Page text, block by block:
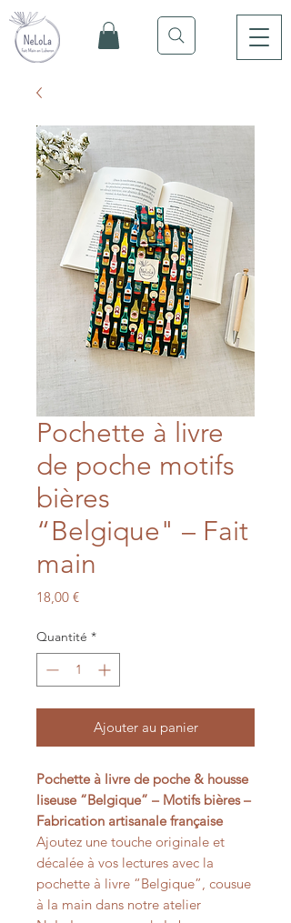
Pochette à livre
de poche motifs
bières
“Belgique" – Fait
main
18,00 €Prix
Quantité *
Ajouter au panier
Pochette à livre de poche & housse
liseuse “Belgique” – Motifs bières –
Fabrication artisanale française
Ajoutez une touche originale et
décalée à vos lectures avec la
pochette à livre “Belgique”, cousue
à la main dans notre atelier